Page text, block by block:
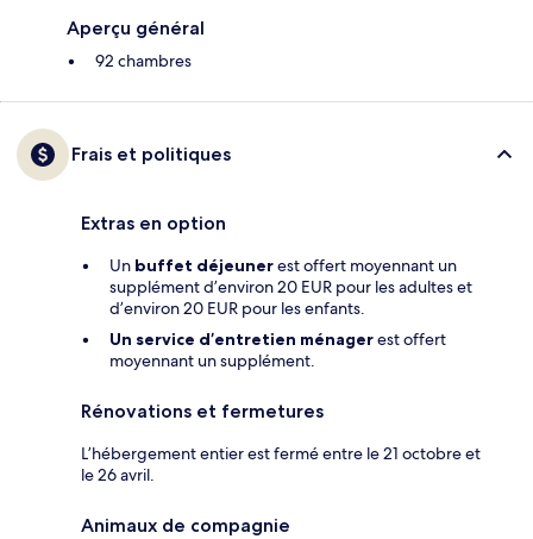
Aperçu général
92 chambres
Frais et politiques
Extras en option
Un buffet déjeunerest offert moyennant un
supplément d’environ 20 EUR pour les adultes et
d’environ 20 EUR pour les enfants.
Un service d’entretien ménagerest offert
moyennant un supplément.
Rénovations et fermetures
L’hébergement entier est fermé entre le 21 octobre et
le 26 avril.
Animaux de compagnie